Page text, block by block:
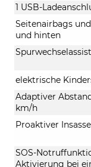
1 USB-
Seitenairbags
und hinten
elektrische
Adaptiver
km/h
Proaktiver
SOS-
Aktivierung bei